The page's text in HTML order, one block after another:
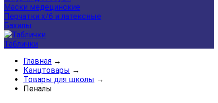
Маски медецинские
Перчатки х/б и латексные
Бахилы
Таблички
Главная →
Канцтовары →
Товары для школы →
Пеналы